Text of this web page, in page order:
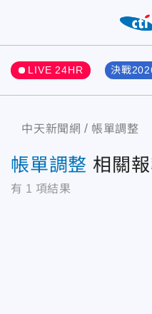
LIVE 24HR 決戰
中天新聞網 帳單調整
帳單調整 相關
有 1 項結果